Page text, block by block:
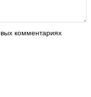
комментариях